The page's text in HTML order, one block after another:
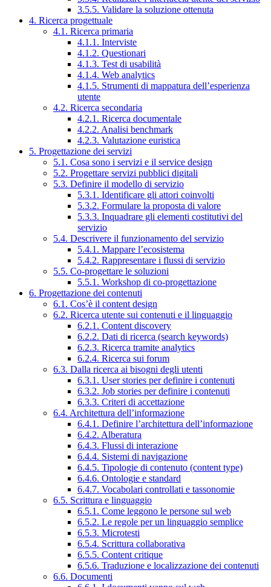
3.5.5. Validare la soluzione ottenuta
4. Ricerca progettuale
4.1. Ricerca primaria
4.1.1. Interviste
4.1.2. Questionari
4.1.3. Test di usabilità
4.1.4. Web analytics
4.1.5. Strumenti di mappatura dell’esperienza
utente
4.2. Ricerca secondaria
4.2.1. Ricerca documentale
4.2.2. Analisi benchmark
4.2.3. Valutazione euristica
5. Progettazione dei servizi
5.1. Cosa sono i servizi e il service design
5.2. Progettare servizi pubblici digitali
5.3. Definire il modello di servizio
5.3.1. Identificare gli attori coinvolti
5.3.2. Formulare la proposta di valore
5.3.3. Inquadrare gli elementi costitutivi del
servizio
5.4. Descrivere il funzionamento del servizio
5.4.1. Mappare l’ecosistema
5.4.2. Rappresentare i flussi di servizio
5.5. Co-progettare le soluzioni
5.5.1. Workshop di co-progettazione
6. Progettazione dei contenuti
6.1. Cos’è il content design
6.2. Ricerca utente sui contenuti e il linguaggio
6.2.1. Content discovery
6.2.2. Dati di ricerca (search keywords)
6.2.3. Ricerca tramite analytics
6.2.4. Ricerca sui forum
6.3. Dalla ricerca ai bisogni degli utenti
6.3.1. User stories per definire i contenuti
6.3.2. Job stories per definire i contenuti
6.3.3. Criteri di accettazione
6.4. Architettura dell’informazione
6.4.1. Definire l’architettura dell’informazione
6.4.2. Alberatura
6.4.3. Flussi di interazione
6.4.4. Sistemi di navigazione
6.4.5. Tipologie di contenuto (content type)
6.4.6. Ontologie e standard
6.4.7. Vocabolari controllati e tassonomie
6.5. Scrittura e linguaggio
6.5.1. Come leggono le persone sul web
6.5.2. Le regole per un linguaggio semplice
6.5.3. Microtesti
6.5.4. Scrittura collaborativa
6.5.5. Content critique
6.5.6. Traduzione e localizzazione dei contenuti
6.6. Documenti